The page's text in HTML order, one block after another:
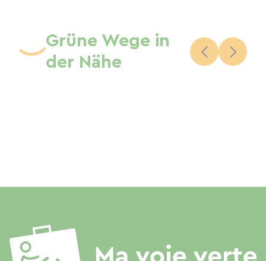
Grüne Wege in
der Nähe